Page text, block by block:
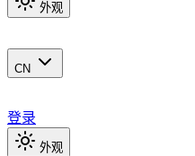
外观
CN
登录
外观